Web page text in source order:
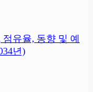
유율, 동향 및 예
년)